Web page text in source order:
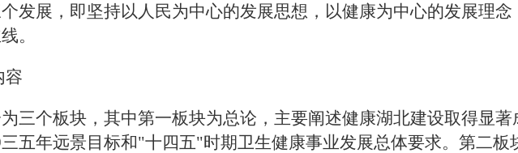
发展，即坚持以人民为中心的发展思想，以健康为中心的发展理
。
容
为三个板块，其中第一板块为总论，主要阐述健康湖北建设取得显
三五年远景目标和"十四五"时期卫生健康事业发展总体要求。第二板